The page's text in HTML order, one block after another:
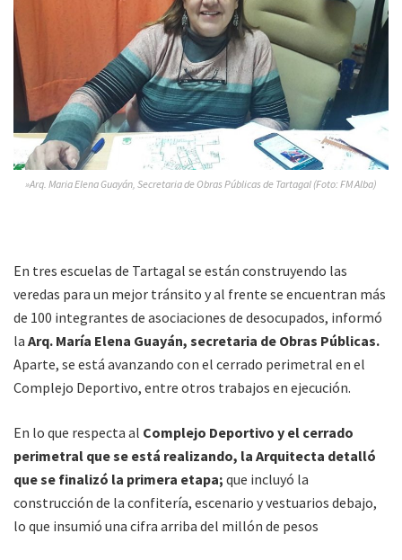
»Arq. Maria Elena Guayán, Secretaria de Obras Públicas de Tartagal (Foto: FM Alba)
En tres escuelas de Tartagal se están construyendo las
veredas para un mejor tránsito y al frente se encuentran más
de 100 integrantes de asociaciones de desocupados, informó
la Arq. María Elena Guayán, secretaria de Obras Públicas.
Aparte, se está avanzando con el cerrado perimetral en el
Complejo Deportivo, entre otros trabajos en ejecución.
En lo que respecta al Complejo Deportivo y el cerrado
perimetral que se está realizando, la Arquitecta detalló
que se finalizó la primera etapa; que incluyó la
construcción de la confitería, escenario y vestuarios debajo,
lo que insumió una cifra arriba del millón de pesos